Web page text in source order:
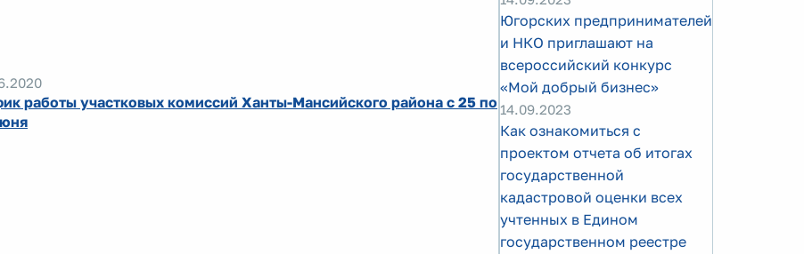
работы участковых комиссий Ханты-Мансийского района с 25 по
Югорских предпринимателей
и НКО приглашают на
всероссийский конкурс
«Мой добрый бизнес»
14.09.2023
Как ознакомиться с
проектом отчета об итогах
государственной
кадастровой оценки всех
учтенных в Едином
государственном реестре